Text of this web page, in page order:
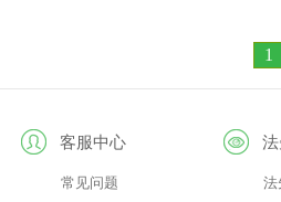
1
客服中心
常见问题
法